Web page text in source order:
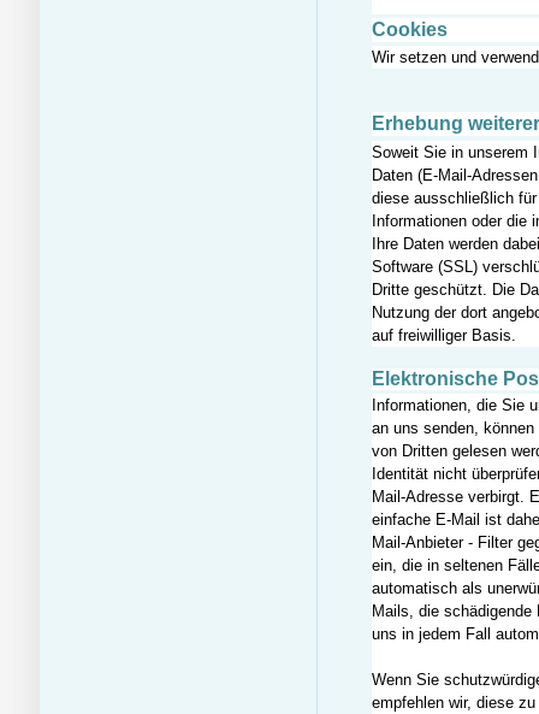
Cookies
Wir setzen und
Erhebung
Soweit Sie in unserem
Daten (E-Mail-
diese ausschließlich
Informationen oder die
Ihre Daten werden
Software (SSL)
Dritte geschützt. Die
Nutzung der dort
auf freiwilliger Basis.
Elektronische
Informationen, die Sie
an uns senden,
von Dritten gelesen
Identität nicht
Mail-Adresse verbirgt.
einfache E-Mail ist
Mail-Anbieter - Filter
ein, die in seltenen
automatisch als
Mails, die schädigende
uns in jedem Fall
Wenn Sie
empfehlen wir, diese